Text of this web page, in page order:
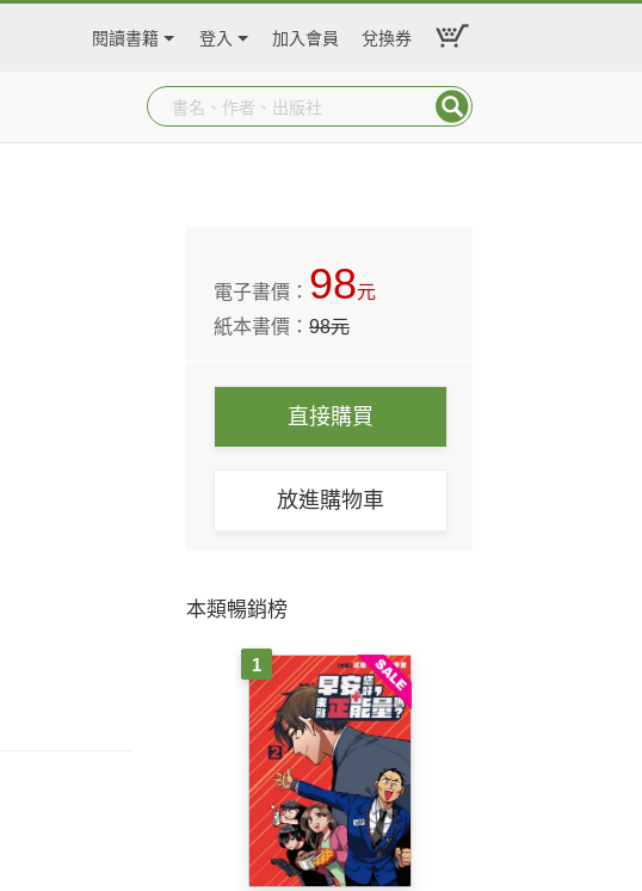
閱讀書籍 登入 加入會員 兌換券
電子書價： 98元
紙本書價：98元
直接購買
放進購物車
本類暢銷榜
1